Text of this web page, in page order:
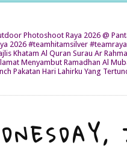
Photoshoot Raya 2026 @
2026 #teamhitamsilver
Khatam Al Quran Surau Ar
Menyambut Ramadhan Al
Pakatan Hari Lahirku Yang